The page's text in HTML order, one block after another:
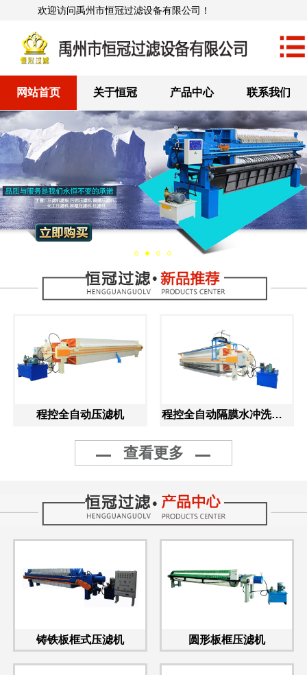
欢迎访问禹州市恒冠过滤设备有限公司！
网站首页 关于恒冠 产品中心 联系我们
程控全自动压滤机 程控全自动隔膜水冲洗压滤机
查看更多
铸铁板框式压滤机 圆形板框压滤机